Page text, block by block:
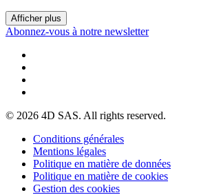
Afficher plus
Abonnez-vous à notre newsletter
© 2026 4D SAS. All rights reserved.
Conditions générales
Mentions légales
Politique en matière de données
Politique en matière de cookies
Gestion des cookies